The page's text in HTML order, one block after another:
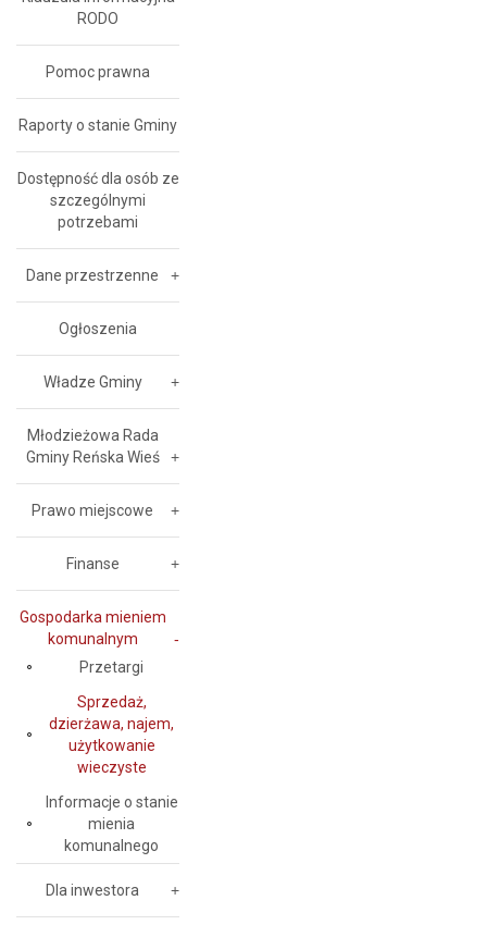
RODO
Pomoc prawna
Raporty o stanie Gminy
Dostępność dla osób ze
szczególnymi
potrzebami
Dane przestrzenne
Ogłoszenia
Władze Gminy
Młodzieżowa Rada
Gminy Reńska Wieś
Prawo miejscowe
Finanse
Gospodarka mieniem
komunalnym
Przetargi
Sprzedaż,
dzierżawa, najem,
użytkowanie
wieczyste
Informacje o stanie
mienia
komunalnego
Dla inwestora